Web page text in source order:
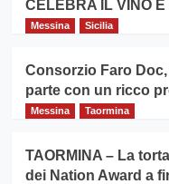
CELEBRA IL VINO
Messina Sicilia
Consorzio Faro
parte con un ricco
Messina Taormina
TAORMINA – La
dei Nation Award a